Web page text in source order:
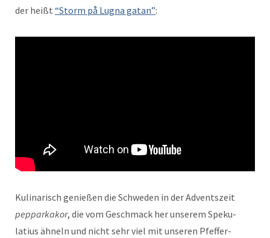
der heißt “Storm på Lugna gatan”:
Kuli­nar­isch genießen die Schwe­den in der Adventszeit
pep­parkakor, die vom Geschmack her unserem Speku­
latius ähneln und nicht sehr viel mit unseren Pfef­fer­